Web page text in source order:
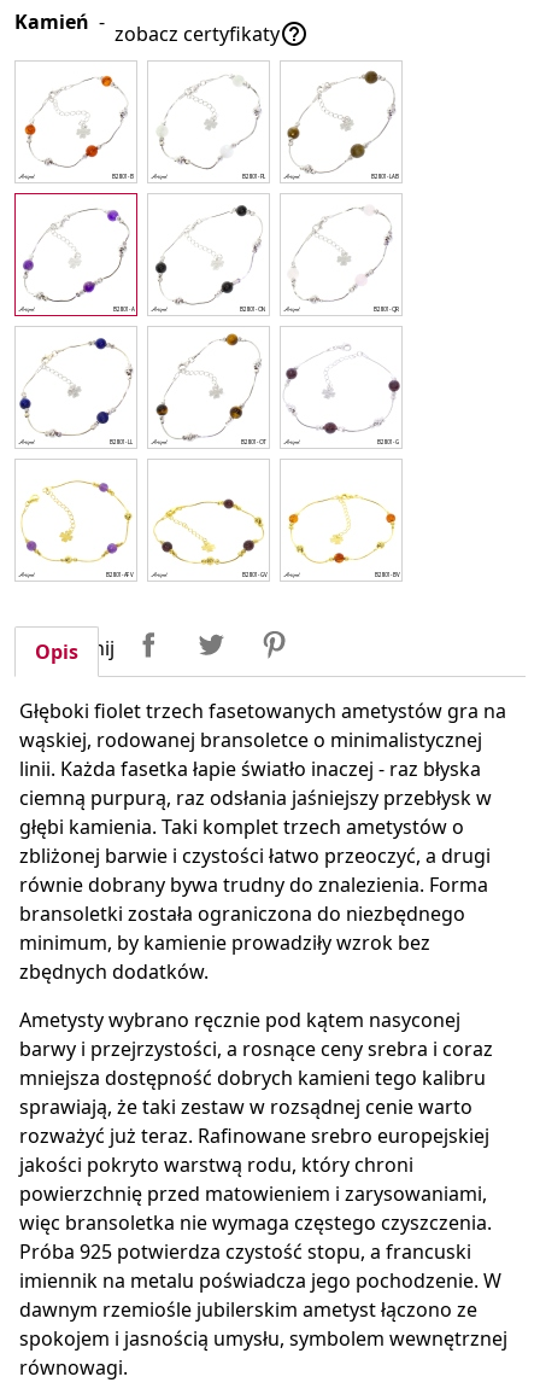
Kamień - zobacz certyfikaty
Udostępnij UdostępnijTweetuj
Opis
Głęboki fiolet trzech fasetowanych ametystów gra na
wąskiej, rodowanej bransoletce o minimalistycznej
linii. Każda fasetka łapie światło inaczej - raz błyska
ciemną purpurą, raz odsłania jaśniejszy przebłysk w
głębi kamienia. Taki komplet trzech ametystów o
zbliżonej barwie i czystości łatwo przeoczyć, a drugi
równie dobrany bywa trudny do znalezienia. Forma
bransoletki została ograniczona do niezbędnego
minimum, by kamienie prowadziły wzrok bez
zbędnych dodatków.
Ametysty wybrano ręcznie pod kątem nasyconej
barwy i przejrzystości, a rosnące ceny srebra i coraz
mniejsza dostępność dobrych kamieni tego kalibru
sprawiają, że taki zestaw w rozsądnej cenie warto
rozważyć już teraz. Rafinowane srebro europejskiej
jakości pokryto warstwą rodu, który chroni
powierzchnię przed matowieniem i zarysowaniami,
więc bransoletka nie wymaga częstego czyszczenia.
Próba 925 potwierdza czystość stopu, a francuski
imiennik na metalu poświadcza jego pochodzenie. W
dawnym rzemiośle jubilerskim ametyst łączono ze
spokojem i jasnością umysłu, symbolem wewnętrznej
równowagi.